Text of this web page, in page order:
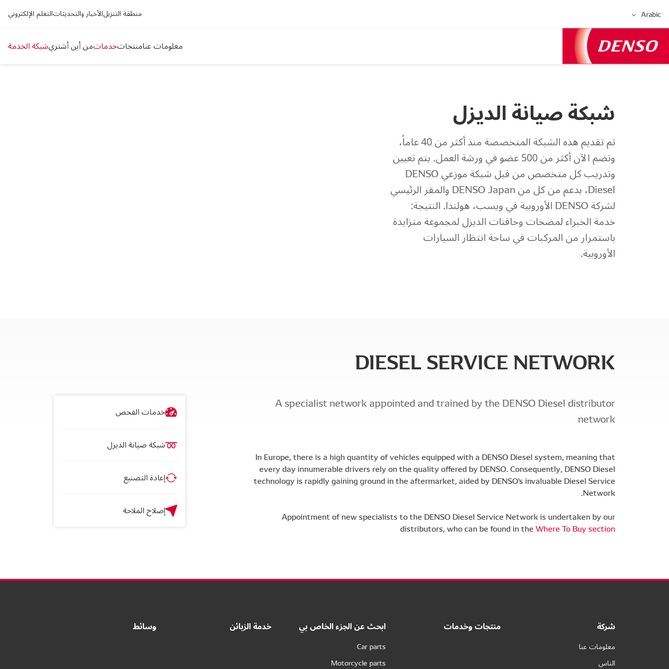
Arabic منطقة التنزيلالأخبار والتحديثاتالتعلم الإلكتروني
معلومات عنامنتجاتخدماتمن أين أشتريشبكة الخدمة
شبكة صيانة الديزل
تم تقديم هذه الشبكة المتخصصة منذ أكثر من 40 عاماً،
وتضم الآن أكثر من 500 عضو في ورشة العمل. يتم تعيين
وتدريب كل متخصص من قبل شبكة موزعي DENSO
Diesel، بدعم من كل من DENSO Japan والمقر الرئيسي
لشركة DENSO الأوروبية في ويسب، هولندا. النتيجة:
خدمة الخبراء لمضخات وحاقنات الديزل لمجموعة متزايدة
باستمرار من المركبات في ساحة انتظار السيارات
الأوروبية.
DIESEL SERVICE NETWORK
A specialist network appointed and trained by the DENSO Diesel distributor
network
In Europe, there is a high quantity of vehicles equipped with a DENSO Diesel system, meaning that
every day innumerable drivers rely on the quality offered by DENSO. Consequently, DENSO Diesel
technology is rapidly gaining ground in the aftermarket, aided by DENSO's invaluable Diesel Service
Network.
Appointment of new specialists to the DENSO Diesel Service Network is undertaken by our
distributors, who can be found in theWhere To Buy section
خدمات الفحص
شبكة صيانة الديزل
إعادة التصنيع
إصلاح الملاحة
شركة
معلومات عنا
الناس
منتجات وخدمات ابحث عن الجزء الخاص بي
Car parts
Motorcycle parts
خدمة الزبائن وسائط